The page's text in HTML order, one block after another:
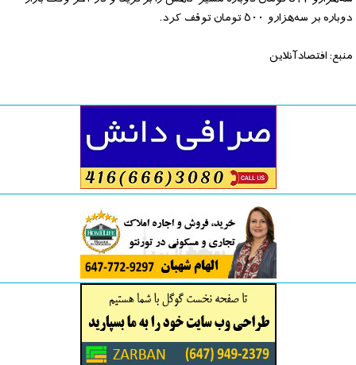
دوباره بر سه‌هزارو ٥٠٠ تومان توقف کرد.
منبع: افتصادآنلاین